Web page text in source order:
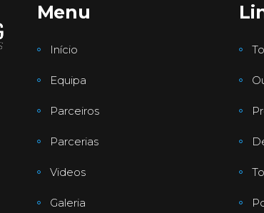
Menu
Início
Equipa
Parceiros
Parcerias
Videos
Galeria